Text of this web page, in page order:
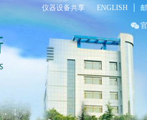
仪器设备共享 ENGLISH